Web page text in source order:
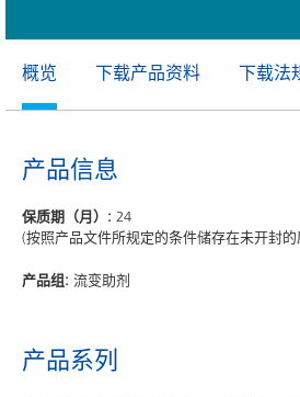
概览 下载产品资料 下载法
产品信息
保质期（月）: 24
(按照产品文件所规定的条件储存在未开封的
产品组: 流变助剂
产品系列